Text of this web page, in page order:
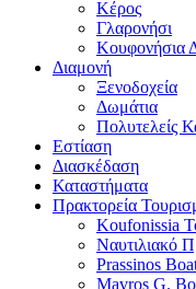
Κέρος
Γλαρονήσι
Κουφονήσια
Διαμονή
Ξενοδοχεία
Δωμάτια
Πολυτελείς
Εστίαση
Διασκέδαση
Καταστήματα
Πρακτορεία
Koufonissia
Ναυτιλιακό
Prassinos
Mavros G.